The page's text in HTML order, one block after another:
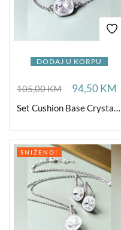
DODAJ U KORPU
105,00KM 94,50KM
Set Cushion Base Crystal Ag
SNIŽENO!